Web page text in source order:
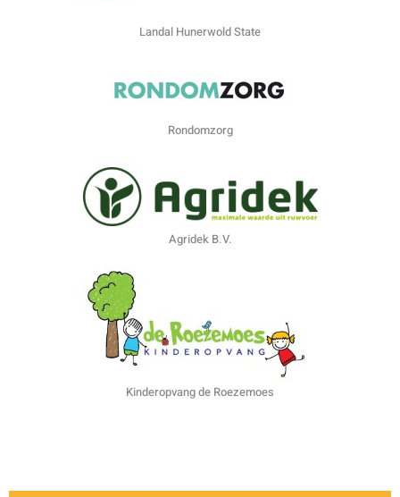
Landal Hunerwold State
Rondomzorg
Agridek B.V.
Kinderopvang de Roezemoes